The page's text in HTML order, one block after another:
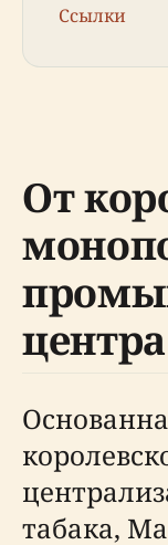
Ссылки
От
центра
табака,